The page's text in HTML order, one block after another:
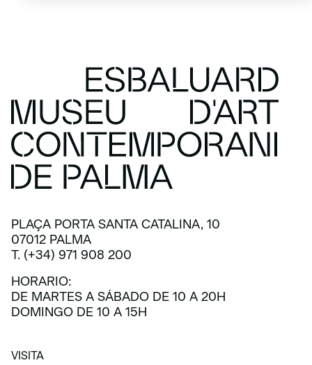
PLAÇA PORTA SANTA CATALINA, 10
07012 PALMA
T. (+34) 971 908 200
HORARIO:
DE MARTES A SÁBADO DE 10 A 20H
DOMINGO DE 10 A 15H
VISITA